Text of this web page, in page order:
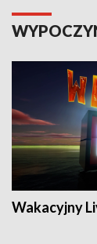
Wakacyjny